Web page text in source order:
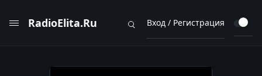
RadioElita.Ru Вход / Регистрация